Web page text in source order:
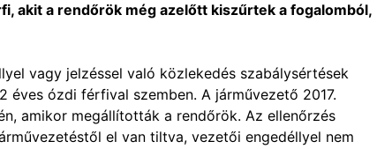
akit a rendőrök még azelőtt kiszűrtek a fogalomból,
vagy jelzéssel való közlekedés szabálysértések
ózdi férfival szemben. A járművezető 2017.
amikor megállították a rendőrök. Az ellenőrzés
el van tiltva, vezetői engedéllyel nem